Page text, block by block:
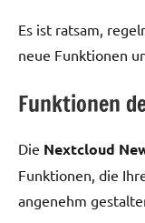
Es ist ratsam,
neue Funktionen
Funktionen
Die Nextcloud
Funktionen, die
angenehm